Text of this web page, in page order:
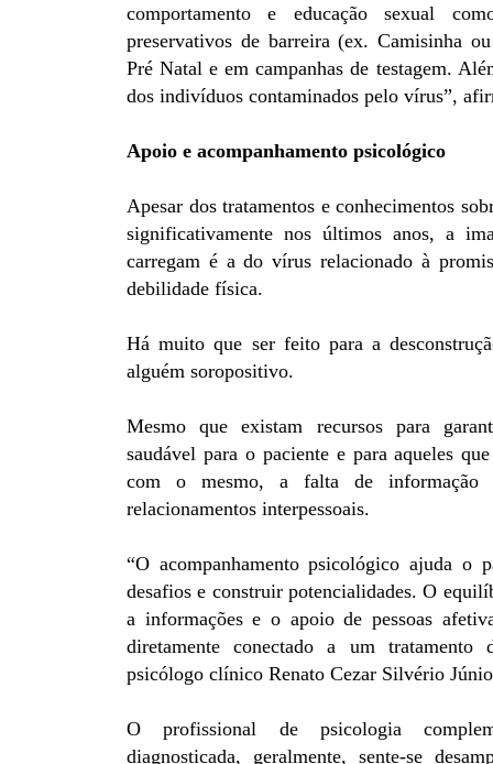
comportamento e educação sexual
preservativos de barreira (ex. Camisinha
Pré Natal e em campanhas de testagem.
dos indivíduos contaminados pelo vírus”,
Apoio e acompanhamento psicológico
Apesar dos tratamentos e conhecimentos
significativamente nos últimos anos, a
carregam é a do vírus relacionado à
debilidade física.
Há muito que ser feito para a
alguém soropositivo.
Mesmo que existam recursos para
saudável para o paciente e para aqueles
com o mesmo, a falta de informação
relacionamentos interpessoais.
“O acompanhamento psicológico ajuda o
desafios e construir potencialidades. O
a informações e o apoio de pessoas
diretamente conectado a um tratamento
psicólogo clínico Renato Cezar Silvério
O profissional de psicologia
diagnosticada, geralmente, sente-se